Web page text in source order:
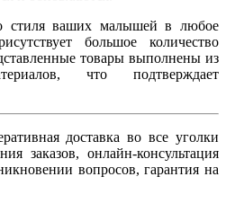
стиля ваших малышей в любое
большое количество
товары выполнены из
что подтверждает
доставка во все уголки
заказов, онлайн-консультация
вопросов, гарантия на